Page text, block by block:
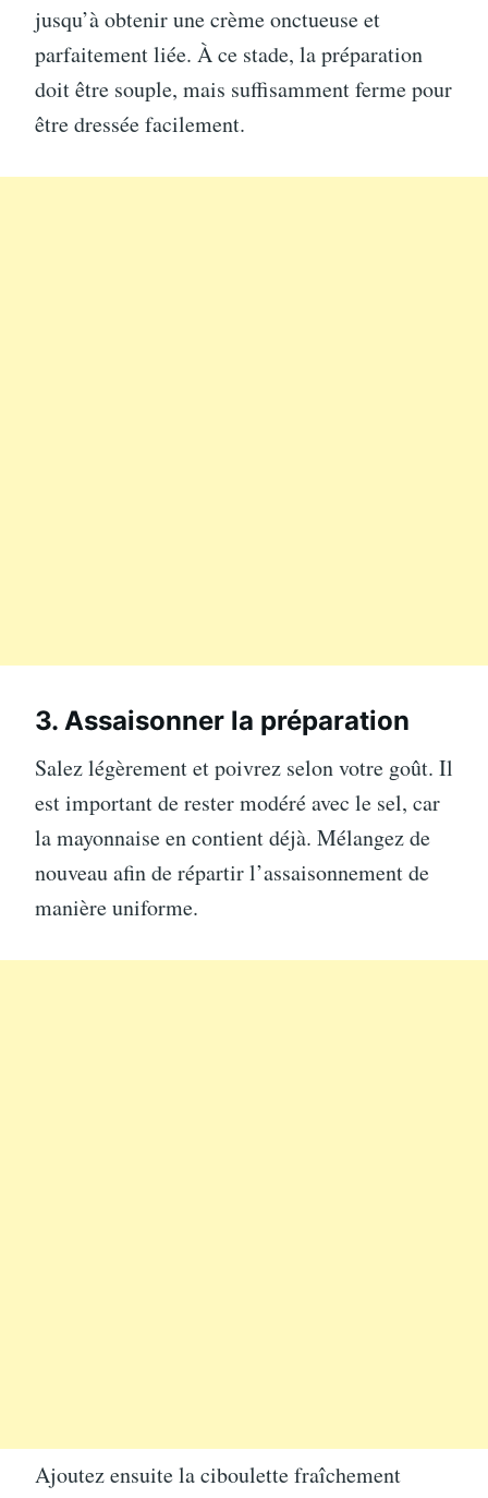
jusqu’à obtenir une crème onctueuse et
parfaitement liée. À ce stade, la préparation
doit être souple, mais suffisamment ferme pour
être dressée facilement.
3. Assaisonner la préparation
Salez légèrement et poivrez selon votre goût. Il
est important de rester modéré avec le sel, car
la mayonnaise en contient déjà. Mélangez de
nouveau afin de répartir l’assaisonnement de
manière uniforme.
Ajoutez ensuite la ciboulette fraîchement